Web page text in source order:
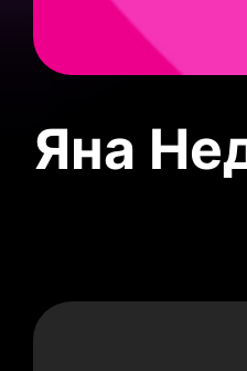
Яна